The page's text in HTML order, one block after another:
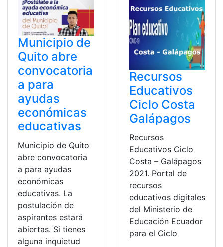
Municipio de
Quito abre
convocatoria
a para
ayudas
económicas
educativas
Municipio de Quito
abre convocatoria
a para ayudas
económicas
educativas. La
postulación de
aspirantes estará
abiertas. Si tienes
alguna inquietud
Recursos
Educativos
Ciclo Costa
Galápagos
Recursos
Educativos Ciclo
Costa – Galápagos
2021. Portal de
recursos
educativos digitales
del Ministerio de
Educación Ecuador
para el Ciclo